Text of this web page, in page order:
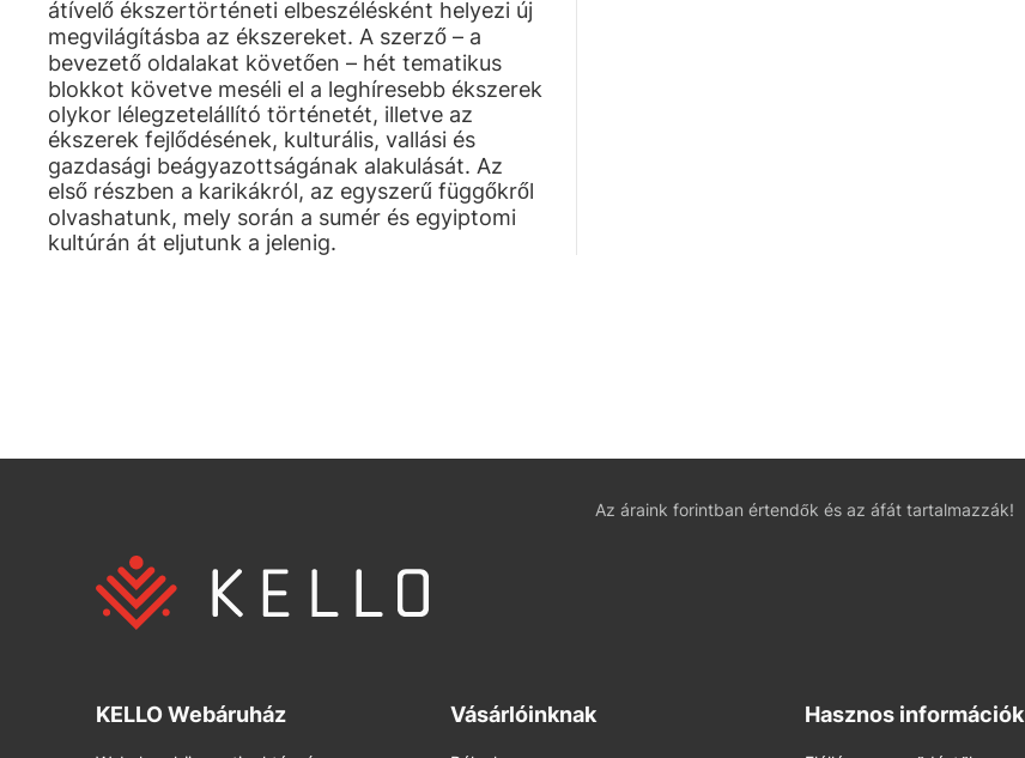
átívelő ékszertörténeti elbeszélésként helyezi új
megvilágításba az ékszereket. A szerző – a
bevezető oldalakat követően – hét tematikus
blokkot követve meséli el a leghíresebb ékszerek
olykor lélegzetelállító történetét, illetve az
ékszerek fejlődésének, kulturális, vallási és
gazdasági beágyazottságának alakulását. Az
első részben a karikákról, az egyszerű függőkről
olvashatunk, mely során a sumér és egyiptomi
kultúrán át eljutunk a jelenig.
Az áraink forintban értendők és az áfát tartalmazzák!
KELLO Webáruház Vásárlóinknak Hasznos információk